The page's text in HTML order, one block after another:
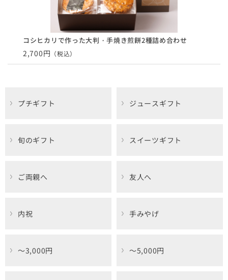
コシヒカリで作った大判・手焼き煎餅2種詰め合わせ
2,700円 （税込）
プチギフト ジュースギフト
旬のギフト スイーツギフト
ご両親へ 友人へ
内祝 手みやげ
～3,000円 ～5,000円